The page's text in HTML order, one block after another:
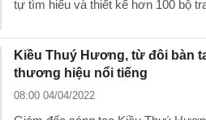
tự tìm hiểu và thiết kế hơn 100 bộ
Kiều Thuý Hương, từ đôi bàn
thương hiệu nổi tiếng
08:00 04/04/2022